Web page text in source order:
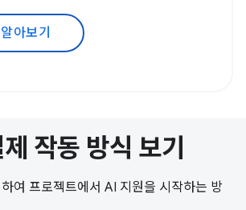
아보기
작동 방식 보기
여 프로젝트에서 AI 지원을 시작하는 방